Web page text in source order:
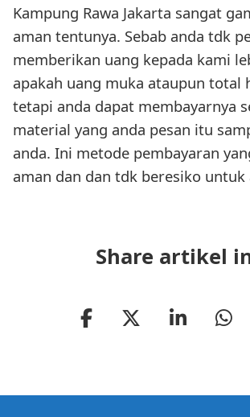
Kampung Rawa Jakarta sangat
aman tentunya. Sebab anda tdk
memberikan uang kepada kami
apakah uang muka ataupun total
tetapi anda dapat membayarnya
material yang anda pesan itu
anda. Ini metode pembayaran
aman dan dan tdk beresiko untuk
Share artikel